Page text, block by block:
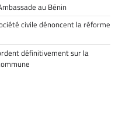
au Bénin
civile dénoncent la réforme
définitivement sur la